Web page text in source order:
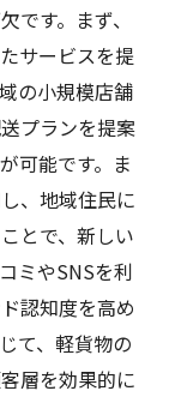
です。まず、
サービスを提
の小規模店舗
プランを提案
可能です。ま
、地域住民に
とで、新しい
ミやSNSを利
認知度を高め
て、軽貨物の
層を効果的に